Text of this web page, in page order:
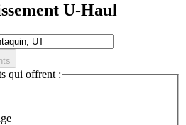
U-Haul
qui offrent :